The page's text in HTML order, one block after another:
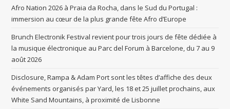
Afro Nation 2026 à Praia da Rocha, dans le Sud du Portugal :
immersion au cœur de la plus grande fête Afro d’Europe
Brunch Electronik Festival revient pour trois jours de fête dédiée à
la musique électronique au Parc del Forum à Barcelone, du 7 au 9
août 2026
Disclosure, Rampa & Adam Port sont les têtes d’affiche des deux
événements organisés par Yard, les 18 et 25 juillet prochains, aux
White Sand Mountains, à proximité de Lisbonne